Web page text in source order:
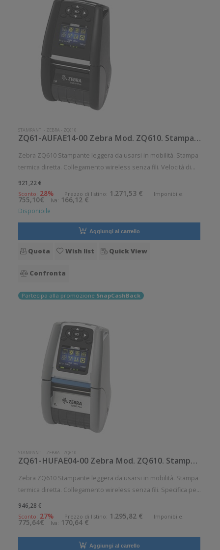
STAMPANTI - ZEBRA - ZQ610
ZQ61-AUFAE14-00 Zebra Mod. ZQ610. Stampante di etichette.
Zebra ZQ610 Stampante leggera da usarsi in mobilità. Stampa
termica diretta. Collegamento wireless senza fili. Velocità di
stampa: 115 mm/sec Risoluzione di stampa: 8 dot/mm
Wireless: Presente Supporto di stampa: Etichette, Ricevute
Connettiv
921,22 €
Sconto: 28% Prezzo di listino: 1.271,53 € Imponibile:
755,10€ Iva: 166,12 €
Disponibile
Aggiungi al carrello
Quota Wish list Quick View
Confronta
Partecipa alla promozione SnapCashBack
STAMPANTI - ZEBRA - ZQ610
ZQ61-HUFAE04-00 Zebra Mod. ZQ610. Stampante di etichette.
Zebra ZQ610 Stampante leggera da usarsi in mobilità. Stampa
termica diretta. Collegamento wireless senza fili. Specifica per
applicazioni sanitarie. Velocità di stampa: 115 mm/sec
Risoluzione di stampa: 8 dot/mm Wireless: Presente
Sanificabile
946,28 €
Sconto: 27% Prezzo di listino: 1.295,82 € Imponibile:
775,64€ Iva: 170,64 €
Aggiungi al carrello